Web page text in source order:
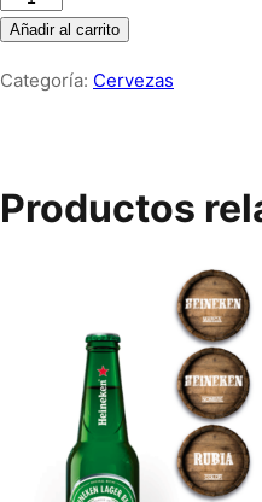
Duvel
Añadir al carrito
Categoría: Cervezas
Productos